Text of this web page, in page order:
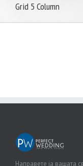
Grid 5 Column
Направете ја вашата